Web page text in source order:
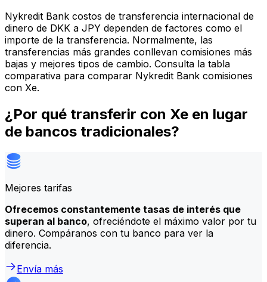
Nykredit Bank costos de transferencia internacional de
dinero de DKK a JPY dependen de factores como el
importe de la transferencia. Normalmente, las
transferencias más grandes conllevan comisiones más
bajas y mejores tipos de cambio. Consulta la tabla
comparativa para comparar Nykredit Bank comisiones
con Xe.
¿Por qué transferir con Xe en lugar
de bancos tradicionales?
Mejores tarifas
Ofrecemos constantemente tasas de interés que
superan al banco, ofreciéndote el máximo valor por tu
dinero. Compáranos con tu banco para ver la
diferencia.
Envía más